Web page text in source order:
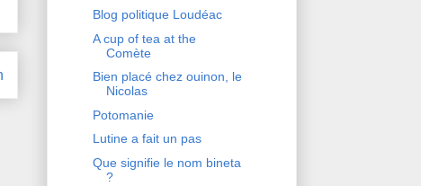
Blog politique Loudéac
A cup of tea at the
Comète
Bien placé chez ouinon, le
Nicolas
Potomanie
Lutine a fait un pas
Que signifie le nom bineta
?